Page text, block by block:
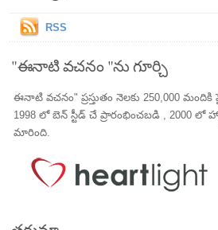
RSS
"ఈనాటి వచనం "ను గూర్చి
ఈనాటి వచనం" ప్రస్తుతం నెలకు 250,000
1998 లో బెన్ స్టీడ్ చే ప్రారంభించబడి , 2000 లో
మారింది.